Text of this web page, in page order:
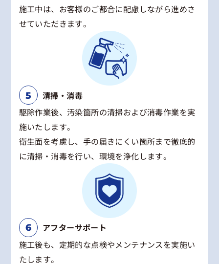
施工中は、お客様のご都合に配慮しながら進めさ
せていただきます。
清掃・消毒
駆除作業後、汚染箇所の清掃および消毒作業を実
施いたします。
衛生面を考慮し、手の届きにくい箇所まで徹底的
に清掃・消毒を行い、環境を浄化します。
アフターサポート
施工後も、定期的な点検やメンテナンスを実施い
たします。